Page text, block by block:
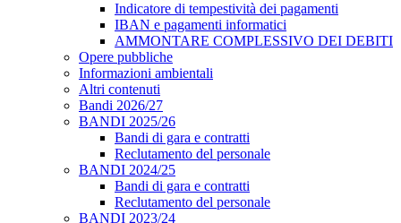
Indicatore di tempestività dei pagamenti
IBAN e pagamenti informatici
AMMONTARE COMPLESSIVO DEI DEBITI
Opere pubbliche
Informazioni ambientali
Altri contenuti
Bandi 2026/27
BANDI 2025/26
Bandi di gara e contratti
Reclutamento del personale
BANDI 2024/25
Bandi di gara e contratti
Reclutamento del personale
BANDI 2023/24